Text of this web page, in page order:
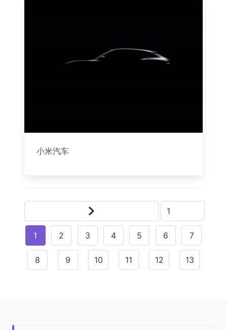
小米汽车
1 2 3 4 5 6 7
8 9 10 11 12 13